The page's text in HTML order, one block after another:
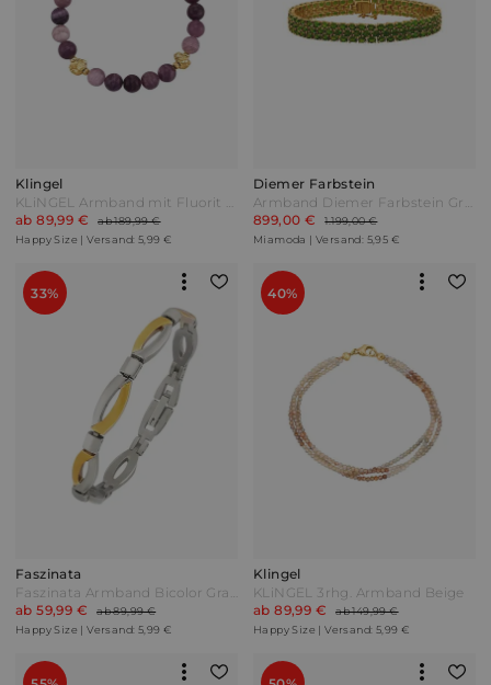
Klingel
KLiNGEL Armband mit Fluorit und Pyrit Gelbgoldfarben Lila
ab 89,99 €
ab 189,99 €
Happy Size | Versand: 5,99 €
Diemer Farbstein
Armband Diemer Farbstein Grün
899,00 €
1.199,00 €
Miamoda | Versand: 5,95 €
33%
Faszinata
Faszinata Armband Bicolor Grau
ab 59,99 €
ab 89,99 €
Happy Size | Versand: 5,99 €
40%
Klingel
KLiNGEL 3rhg. Armband Beige
ab 89,99 €
ab 149,99 €
Happy Size | Versand: 5,99 €